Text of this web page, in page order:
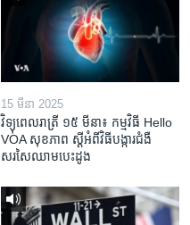
15 មីនា 2025
វិទ្យុពេលរាត្រី ១៥ មីនា៖ កម្មវិធី ​Hello
VOA សុខភាព ស្ដី​អំពី​វិធី​បង្ការ​ជំងឺ​
សរសៃ​ឈាម​បេះដូង